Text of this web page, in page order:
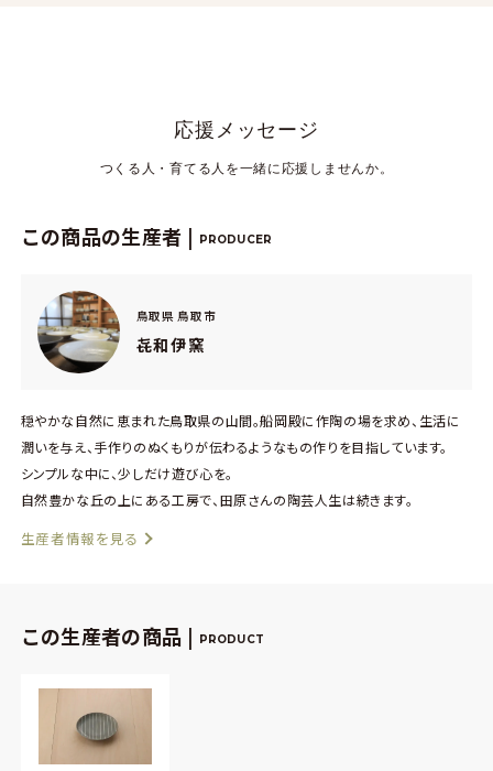
応援メッセージ
つくる人・育てる人を一緒に応援しませんか。
この商品の生産者 | PRODUCER
鳥取県 鳥取市
㐂和伊窯
穏やかな自然に恵まれた鳥取県の山間。船岡殿に作陶の場を求め、生活に
潤いを与え、手作りのぬくもりが伝わるようなもの作りを目指しています。
シンプルな中に、少しだけ遊び心を。
自然豊かな丘の上にある工房で、田原さんの陶芸人生は続きます。
生産者情報を見る
この生産者の商品 | PRODUCT